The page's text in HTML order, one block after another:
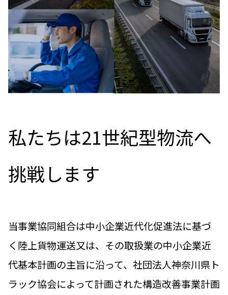
私たちは21世紀型物流へ
挑戦します
当事業協同組合は中小企業近代化促進法に基づ
く陸上貨物運送又は、その取扱業の中小企業近
代基本計画の主旨に沿って、社団法人神奈川県ト
ラック協会によって計画された構造改善事業計画